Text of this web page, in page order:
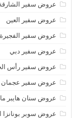
عروض سفير
عروض سفير العين
عروض سفير الفجيرة
عروض سفير دبي
عروض سفير رأس
عروض سفير عجمان
عروض سنان هايبر
عروض سوبر بونانزا